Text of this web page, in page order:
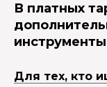
В платных
Для тех, кто